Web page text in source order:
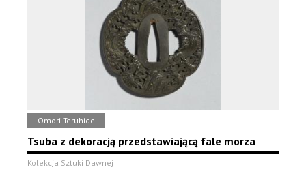
Omori Teruhide
Tsuba z dekoracją przedstawiającą fale morza
Kolekcja Sztuki Dawnej